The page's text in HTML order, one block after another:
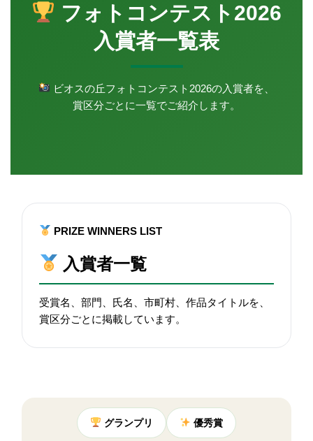
フォトコンテスト2026
入賞者一覧表
ビオスの丘フォトコンテスト2026の入賞者を、
賞区分ごとに一覧でご紹介します。
PRIZE WINNERS LIST
入賞者一覧
受賞名、部門、氏名、市町村、作品タイトルを、
賞区分ごとに掲載しています。
グランプリ 優秀賞